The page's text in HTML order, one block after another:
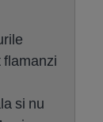
flamanzi
si nu